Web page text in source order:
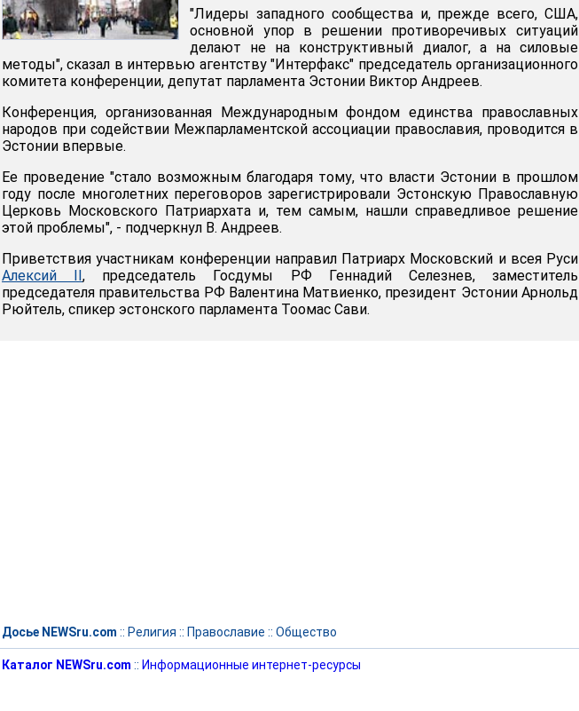
"Лидеры западного сообщества и, прежде всего, США,
основной упор в решении противоречивых ситуаций
делают не на конструктивный диалог, а на силовые
методы", сказал в интервью агентству "Интерфакс" председатель организационного
комитета конференции, депутат парламента Эстонии Виктор Андреев.
Конференция, организованная Международным фондом единства православных
народов при содействии Межпарламентской ассоциации православия, проводится в
Эстонии впервые.
Ее проведение "стало возможным благодаря тому, что власти Эстонии в прошлом
году после многолетних переговоров зарегистрировали Эстонскую Православную
Церковь Московского Патриархата и, тем самым, нашли справедливое решение
этой проблемы", - подчеркнул В. Андреев.
Приветствия участникам конференции направил Патриарх Московский и всея Руси
Алексий II, председатель Госдумы РФ Геннадий Селезнев, заместитель
председателя правительства РФ Валентина Матвиенко, президент Эстонии Арнольд
Рюйтель, спикер эстонского парламента Тоомас Сави.
Досье NEWSru.com :: Религия :: Православие :: Общество
Каталог NEWSru.com :: Информационные интернет-ресурсы